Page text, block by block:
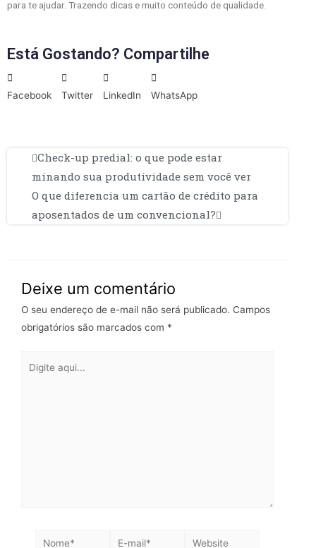
para te ajudar. Trazendo dicas e muito conteúdo de qualidade.
Está Gostando? Compartilhe
Facebook Twitter LinkedIn WhatsApp
Check-up predial: o que pode estar
minando sua produtividade sem você ver
O que diferencia um cartão de crédito para
aposentados de um convencional?
Deixe um comentário
O seu endereço de e-mail não será publicado. Campos
obrigatórios são marcados com *